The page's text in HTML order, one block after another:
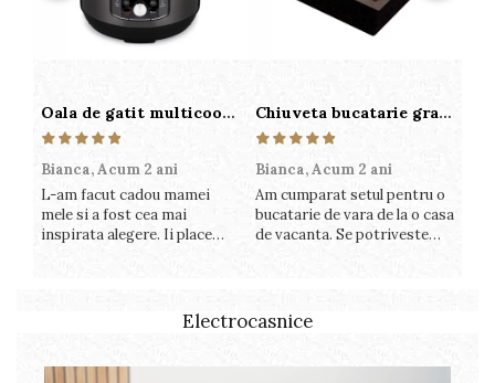
Oala de gatit multicooker 11 functii Instant Pot Pro Crisp 8 + Air Fryer 7.6 lt
Bianca,Acum 2 ani
L-am facut cadou mamei
mele si a fost cea mai
inspirata alegere. Ii place
invarta in cratita...ma
Chiuveta bucatarie granit cu finisaj negru perlat/cupru Steingran Art Copper cu dozator si baterie Quadron
Bianca,Acum 2 ani
Am cumparat setul pentru o
bucatarie de vara de la o casa
de vacanta. Se potriveste
recomand cu drag !
Electrocasnice